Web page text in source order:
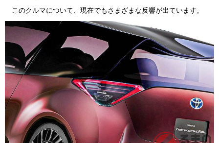
このクルマについて、現在でもさまざまな反響が出ています。